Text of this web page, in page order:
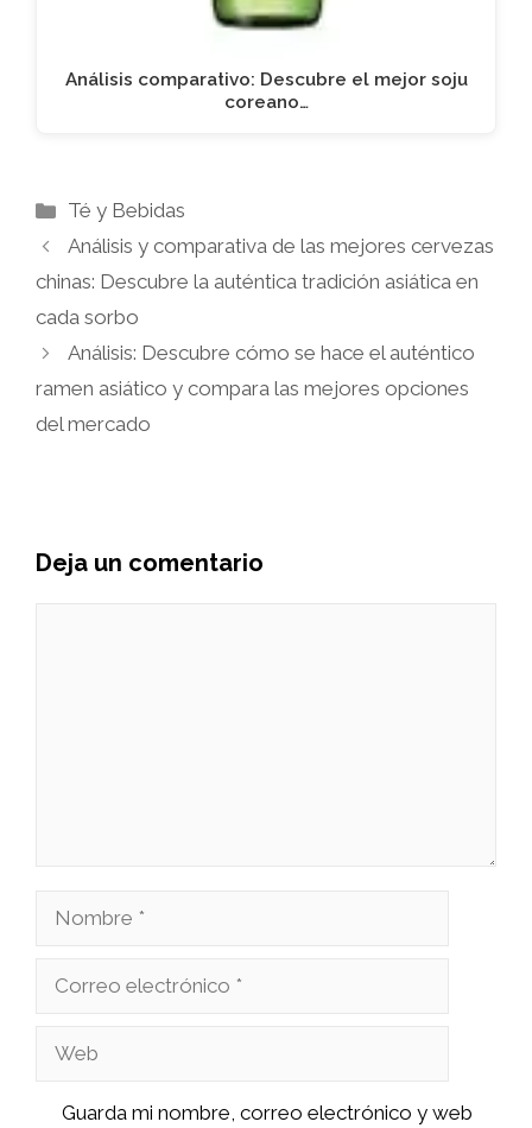
Análisis comparativo: Descubre el mejor soju
coreano…
Categorías
Té y Bebidas
Análisis y comparativa de las mejores cervezas
chinas: Descubre la auténtica tradición asiática en
cada sorbo
Análisis: Descubre cómo se hace el auténtico
ramen asiático y compara las mejores opciones
del mercado
Deja un comentario
Nombre
Correo
Web
Guarda mi nombre, correo electrónico y web